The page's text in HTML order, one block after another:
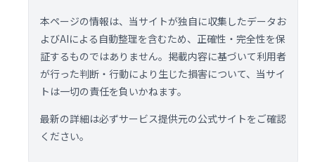
本ページの情報は、当サイトが独自に収集したデータお
よびAIによる自動整理を含むため、正確性・完全性を保
証するものではありません。掲載内容に基づいて利用者
が行った判断・行動により生じた損害について、当サイ
トは一切の責任を負いかねます。
最新の詳細は必ずサービス提供元の公式サイトをご確認
ください。